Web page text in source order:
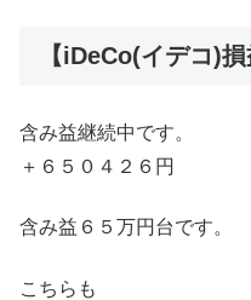
【iDeCo(イデコ)損
含み益継続中です。
＋６５０４２６円
含み益６５万円台です。
こちらも